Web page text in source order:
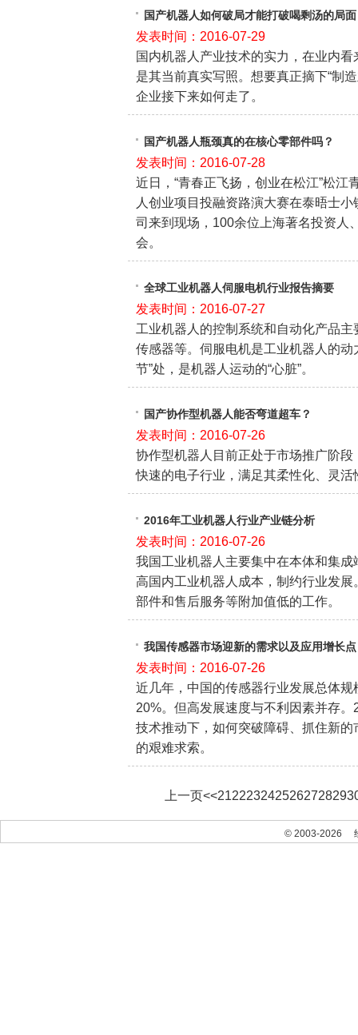
国产机器人如何破局才能打破喝剩汤的局
发表时间：2016-07-29
国内机器人产业技术的实力，在业内看
是其当前真实写照。想要真正摘下“制
企业接下来如何走了。
国产机器人瓶颈真的在核心零部件吗？
发表时间：2016-07-28
近日，“青春正飞扬，创业在松江”松
人创业项目投融资路演大赛在泰晤士
司来到现场，100余位上海著名投资人
会。
全球工业机器人伺服电机行业报告摘要
发表时间：2016-07-27
工业机器人的控制系统和自动化产品
传感器等。伺服电机是工业机器人的
节”处，是机器人运动的“心脏”。
国产协作型机器人能否弯道超车？
发表时间：2016-07-26
协作型机器人目前正处于市场推广阶
快速的电子行业，满足其柔性化、灵
2016年工业机器人行业产业链分析
发表时间：2016-07-26
我国工业机器人主要集中在本体和集
高国内工业机器人成本，制约行业发
部件和售后服务等附加值低的工作。
我国传感器市场迎新的需求以及应用增长点
发表时间：2016-07-26
近几年，中国的传感器行业发展总体
20%。但高发展速度与不利因素并存
技术推动下，如何突破障碍、抓住新
的艰难求索。
上一页<<212223242526272829
© 2003-2026